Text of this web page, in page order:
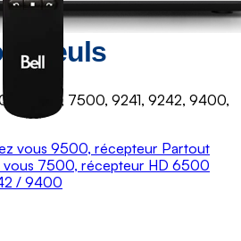
Bell Télé Satellite
seuls
6500, 7500, 9241, 9242, 9400,
vous 9500, récepteur Partout
vous 7500, récepteur HD 6500
/ 9400